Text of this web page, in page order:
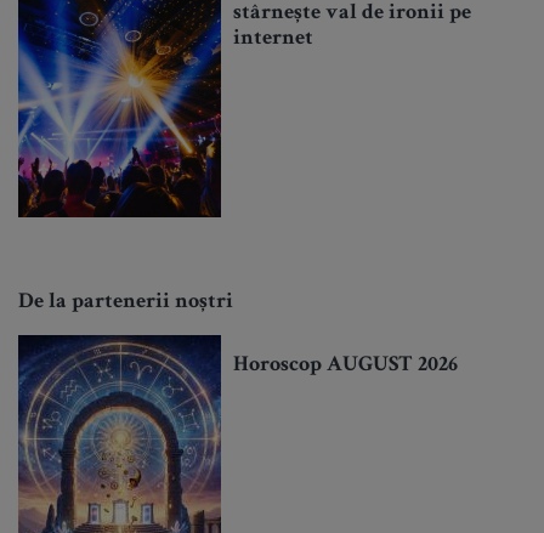
stârnește val de ironii pe
internet
De la partenerii noștri
Horoscop AUGUST 2026